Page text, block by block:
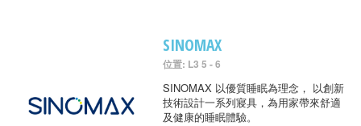
SINOMAX
位置: L3 5 - 6
SINOMAX 以優質睡眠為理念， 以創新
技術設計一系列寢具，為用家帶來舒適
及健康的睡眠體驗。